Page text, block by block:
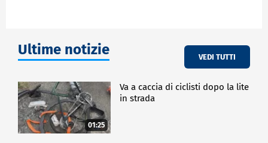
Ultime notizie VEDI TUTTI
01:25
Va a caccia di ciclisti dopo la lite
in strada